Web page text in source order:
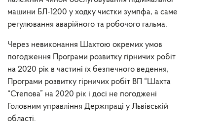
машини БЛ-1200 у ходку чистки зумпфа, а саме
регулювання аварійного та робочого гальма.
Через невиконання Шахтою окремих умов
погодження Програми розвитку гірничих робіт
на 2020 рік в частині їх безпечного ведення,
Програми розвитку гірничих робіт ВП “Шахта
“Степова” на 2020 рік і досі не погоджені
Головним управління Держпраці у Львівській
області.